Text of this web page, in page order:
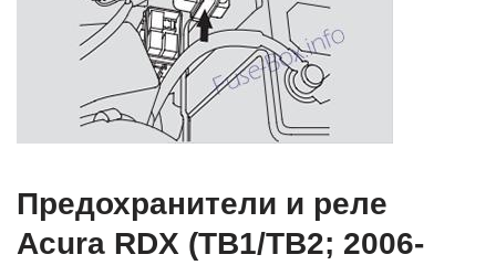
Предохранители и реле
Acura RDX (TB1/TB2; 2006-